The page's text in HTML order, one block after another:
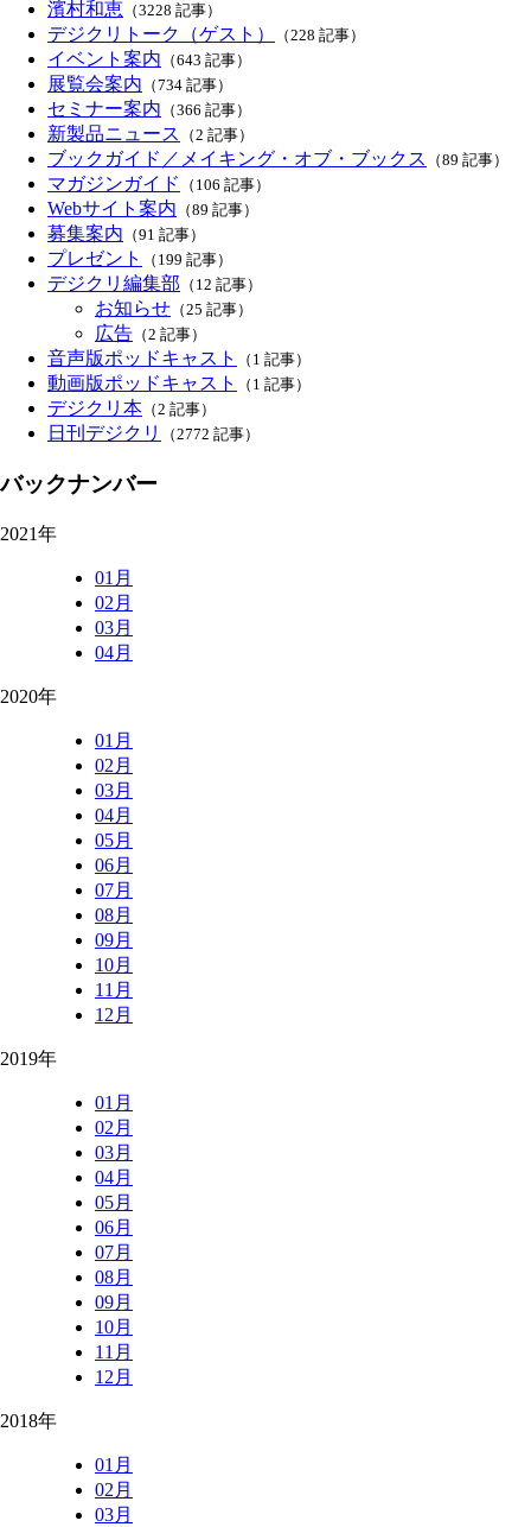
濱村和恵 （3228 記事）
デジクリトーク（ゲスト） （228 記事）
イベント案内 （643 記事）
展覧会案内 （734 記事）
セミナー案内 （366 記事）
新製品ニュース （2 記事）
ブックガイド／メイキング・オブ・ブックス （89 記事）
マガジンガイド （106 記事）
Webサイト案内 （89 記事）
募集案内 （91 記事）
プレゼント （199 記事）
デジクリ編集部 （12 記事）
お知らせ （25 記事）
広告 （2 記事）
音声版ポッドキャスト （1 記事）
動画版ポッドキャスト （1 記事）
デジクリ本 （2 記事）
日刊デジクリ （2772 記事）
バックナンバー
2021年
01月
02月
03月
04月
2020年
01月
02月
03月
04月
05月
06月
07月
08月
09月
10月
11月
12月
2019年
01月
02月
03月
04月
05月
06月
07月
08月
09月
10月
11月
12月
2018年
01月
02月
03月